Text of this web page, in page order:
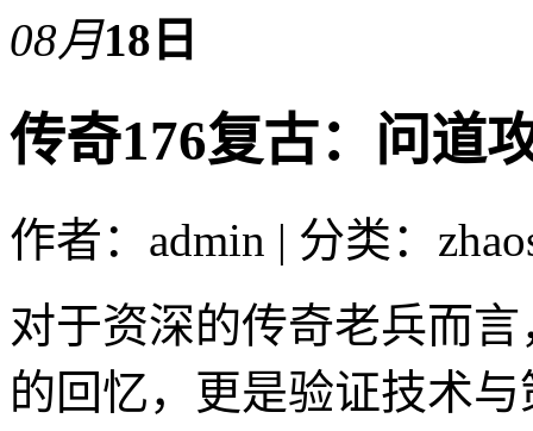
08月18日
传奇176复古：问道
作者：admin | 分类：
对于资深的传奇老兵而
的回忆，更是验证技术